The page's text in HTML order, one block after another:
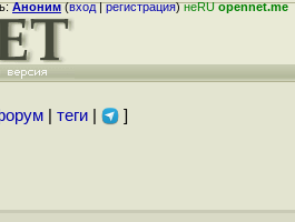
Аноним(вход|регистрация)неRUopennet.me
| теги| ]